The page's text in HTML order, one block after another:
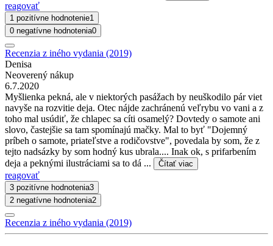
reagovať
1 pozitívne hodnotenie1
0 negatívne hodnotenia0
Recenzia z iného vydania (2019)
Denisa
Neoverený nákup
6.7.2020
Myšlienka pekná, ale v niektorých pasážach by neuškodilo pár viet
navyše na rozvitie deja. Otec nájde zachránenú veľrybu vo vani a z
toho mal usúdiť, že chlapec sa cíti osamelý? Dovtedy o samote ani
slovo, častejšie sa tam spomínajú mačky. Mal to byť "Dojemný
príbeh o samote, priateľstve a rodičovstve", povedala by som, že z
tejto nadsázky by som hodný kus ubrala.... Inak ok, s prifarbením
deja a peknými ilustráciami sa to dá ...
Čítať viac
reagovať
3 pozitívne hodnotenia3
2 negatívne hodnotenia2
Recenzia z iného vydania (2019)